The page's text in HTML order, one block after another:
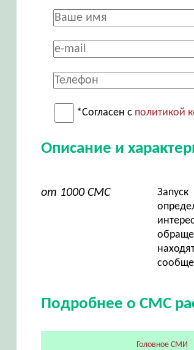
*Согласен с политикой
Описание и
от 1000 СМС
Подробнее о СМС
Головное СМИ